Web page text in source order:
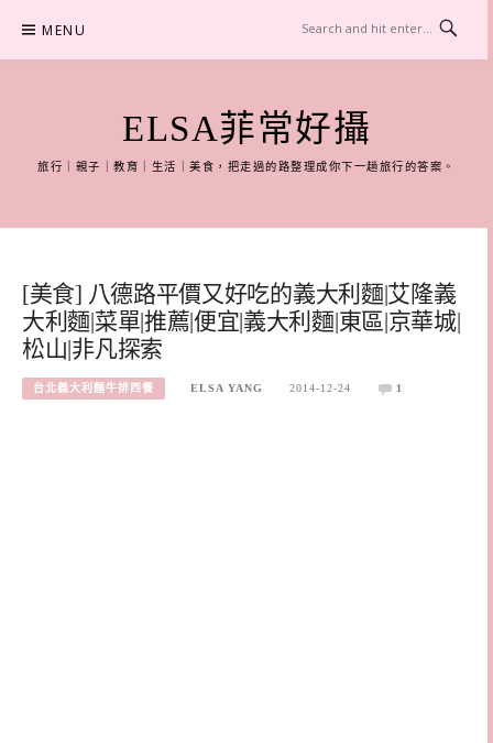
content
MENU
ELSA菲常好攝
旅行｜親子｜教育｜生活｜美食，把走過的路整理成你下一趟旅行的答案。
[美食] 八德路平價又好吃的義大利麵|艾隆義
大利麵|菜單|推薦|便宜|義大利麵|東區|京華城|
松山|非凡探索
台北義大利麵牛排西餐 ELSA YANG 2014-12-24 1